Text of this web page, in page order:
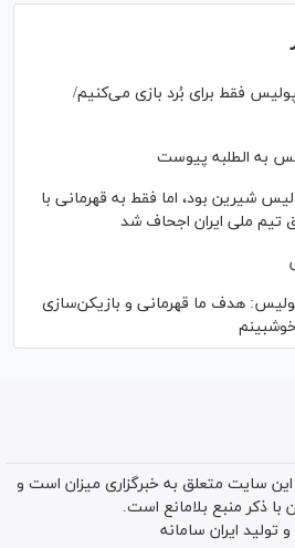
فقط برای بُرد بازی می‌کنیم/
به الطلبه پیوست
شیرین بود، اما فقط به قهرمانی با
تیم ملی ایران اجحاف شد
هدف ما قهرمانی و بازیکن‌سازی
سایت متعلق به خبرگزاری میزان است و
با ذکر منبع بلامانع است.
تولید ایران سامانه